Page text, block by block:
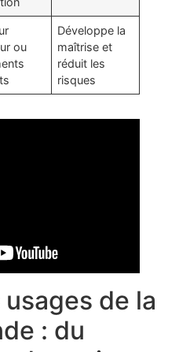
ou
Développe la
maîtrise et
réduit les
risques
de la
: du